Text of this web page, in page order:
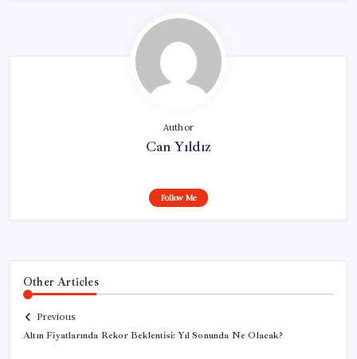
Author
Can Yıldız
Follow Me
Other Articles
Previous
Altın Fiyatlarında Rekor Beklentisi: Yıl Sonunda Ne Olacak?